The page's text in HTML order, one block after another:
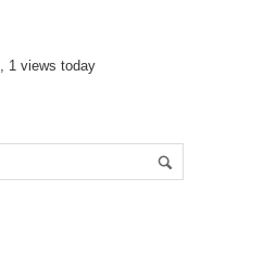
, 1 views today